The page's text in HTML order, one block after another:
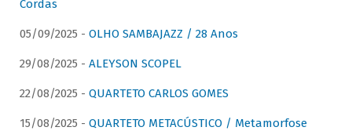
Cordas
05/09/2025 - OLHO SAMBAJAZZ / 28 Anos
29/08/2025 - ALEYSON SCOPEL
22/08/2025 - QUARTETO CARLOS GOMES
15/08/2025 - QUARTETO METACÚSTICO / Metamorfose